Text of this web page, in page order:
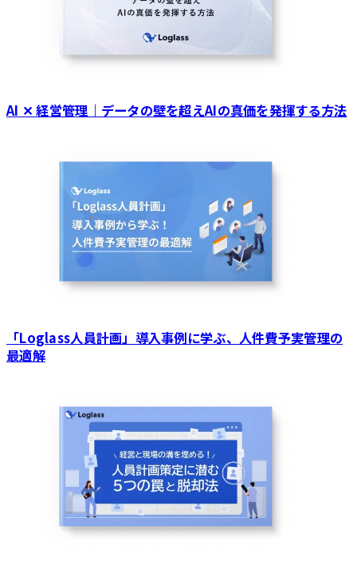
AI ✕ 経営管理｜データの壁を超えAIの真価を発揮する方法
「Loglass人員計画」導入事例に学ぶ、人件費予実管理の
最適解